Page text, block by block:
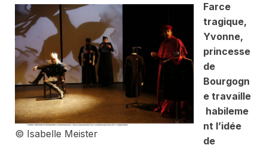
© Isabelle Meister
Farce
tragique,
Yvonne,
princesse
de
Bourgogn
e travaille
habileme
nt l’idée
de